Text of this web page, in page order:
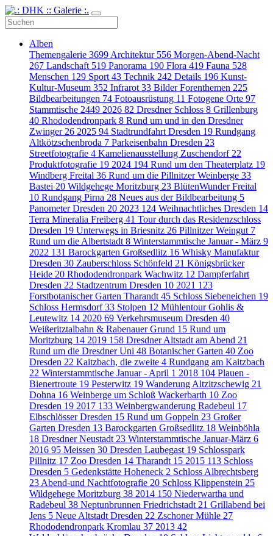
Alben
Themengalerie 3699 Architektur 556 Morgen-Abend-Nacht
267 Landschaft 519 Panorama 190 Flora 419 Fauna 528
Menschen 129 Sport 43 Technik 242 Details 196 Kunst-
Kultur-Museum 352 Infrarot 33 Bilder Forenthemen 225
Bildbearbeitungen 74 Fotoausrüstung 11 Fotogene Orte 97
Stammtische 2449 2026 82 Dresdner Schloss 8 Grillenburg
40 Rhododendronpark 8 Rund um und in den Dresdner
Zwinger 26 2025 94 Stadtrundfahrt Dresden 19 Rundgang
Altkötzschenbroda 7 Parkeisenbahn Dresden 23
Streetfotografie 4 Kamelienausstellung Zuschendorf 22
Produktfotografie 19 2024 194 Rund um den Theaterplatz 19
Windberg Freital 36 Rund um die Pillnitzer Weinberge 33
Bastei 20 Wildgehege Moritzburg 23 BlütenWunder Freital
10 Rundgang Pirna 28 Neues aus der Bildbearbeitung 5
Panometer Dresden 20 2023 124 Weihnachtliches Dresden 14
Terra Mineralia Freiberg 41 Tour durch das Residenzschloss
Dresden 19 Unterwegs in Briesnitz 26 Pillnitzer Weingut 7
Rund um die Albertstadt 8 Winterstammtische Januar - März 9
2022 131 Barockgarten Großsedlitz 16 Whisky Manufaktur
Dresden 30 Zauberschloss Schönfeld 21 Königsbrücker
Heide 20 Rhododendronpark Wachwitz 12 Dampferfahrt
Dresden 22 Stadtzentrum Dresden 10 2021 123
Forstbotanischer Garten Tharandt 45 Schloss Siebeneichen 19
Schloss Hermsdorf33 Stolpen 12 Mühlentour Gohlis &
Leutewitz 14 2020 69 Verkehrsmuseum Dresden 40
Weißeritztalbahn & Rabenauer Grund 15 Rund um
Moritzburg 14 2019 158 Dresdner Altstadt am Abend 21
Rund um die Dresdner Uni 48 Botanischer Garten 40 Zoo
Dresden 22 Kaitzbach, die zweite 4 Rundgang am Kaitzbach
22 Winterstammtische Januar - April 1 2018 104 Plauen -
Bienertroute 19 Pesterwitz 19 Wanderung Altzitzschewig 21
Dohna 16 Weinberge um Schloß Wackerbarth 10 Zoo
Dresden 19 2017 133 Weinbergwanderung Radebeul 17
Elbschlösser Dresden 15 Rund um Goppeln 23 Großer
Garten Dresden 13 Barockgarten Großsedlitz 18 Weinböhla
18 Dresdner Neustadt 23 Winterstammtische Januar-März 6
2016 95 Meissen 30 Dresden Laubegast 19 Schlosspark
Pillnitz 17 Zoo Dresden 14 Tharandt 15 2015 113 Schloss
Dresden 5 Gedenkstätte Hoheneck 2 Schloss Albrechtsberg
23 Abend-und Nachtfotografie 20 Schloss Klippenstein 25
Wildgehege Moritzburg 38 2014 150 Niederwartha und
Radebeul 38 Neptunbrunnen Friedrichstadt 21 Grillabend bei
Jens 5 Neue Altstadt Dresden 22 Zschoner Mühle 27
Rhododendronpark Kromlau 37 2013 42